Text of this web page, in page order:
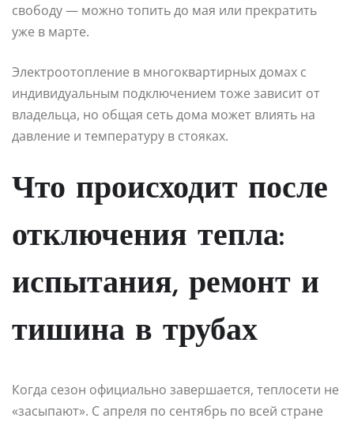
свободу — можно топить до мая или прекратить
уже в марте.
Электроотопление в многоквартирных домах с
индивидуальным подключением тоже зависит от
владельца, но общая сеть дома может влиять на
давление и температуру в стояках.
Что происходит после
отключения тепла:
испытания, ремонт и
тишина в трубах
Когда сезон официально завершается, теплосети не
«засыпают». С апреля по сентябрь по всей стране